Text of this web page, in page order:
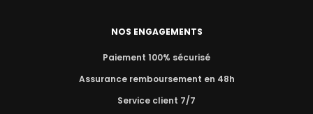
NOS ENGAGEMENTS
Paiement 100% sécurisé
Assurance remboursement en 48h
Service client 7/7